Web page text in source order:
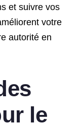
et suivre vos
votre
autorité en
le